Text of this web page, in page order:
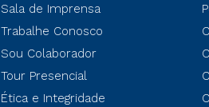
Sala de Imprensa
Trabalhe Conosco
Sou Colaborador
Tour Presencial
Ética e Integridade